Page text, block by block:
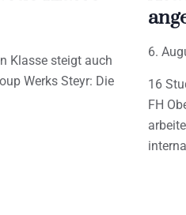
Klasse steigt auch
Werks Steyr: Die
6.
16
FH